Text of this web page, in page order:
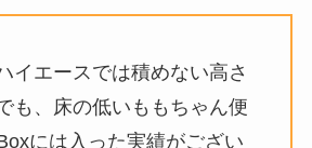
イエースでは積めない高さ
も、床の低いももちゃん便
には入った実績がござい